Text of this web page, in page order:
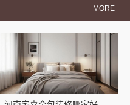
MORE+